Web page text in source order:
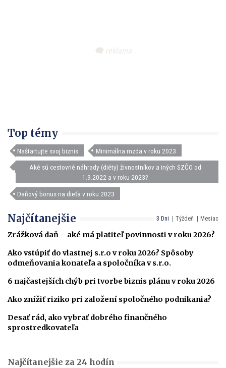
Top témy
Naštartujte svoj biznis Minimálna mzda v roku 2023
Aké sú cestovné náhrady (diéty) živnostníkov a iných SZČO od
1.9.2022 a v roku 2023?
Daňový bonus na dieťa v roku 2023
3 Dni Týždeň Mesiac
Najčítanejšie
Zrážková daň – aké má platiteľ povinnosti v roku 2026?
Ako vstúpiť do vlastnej s.r.o v roku 2026? Spôsoby
odmeňovania konateľa a spoločníka v s.r.o.
6 najčastejších chýb pri tvorbe biznis plánu v roku 2026
Ako znížiť riziko pri založení spoločného podnikania?
Desať rád, ako vybrať dobrého finančného
sprostredkovateľa
Najčítanejšie za 24 hodín